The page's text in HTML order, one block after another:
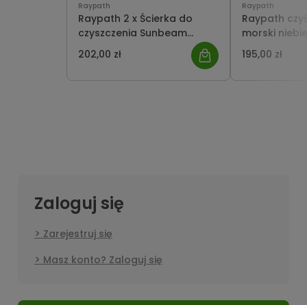
Raypath
Raypath 2 x Ścierka do
czyszczenia Sunbeam
Morski L 38x41cm
Nanosrebro
202,00 zł
Raypath
Raypath
morski
56x56cm
czyszczenie
195,00 zł
Zaloguj się
Zarejestruj się
Masz konto? Zaloguj się